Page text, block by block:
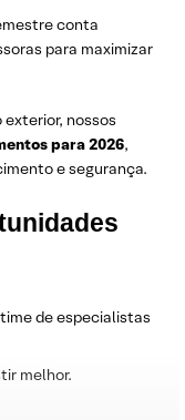
conta
para maximizar
exterior, nossos
para 2026,
e segurança.
de especialistas
melhor.